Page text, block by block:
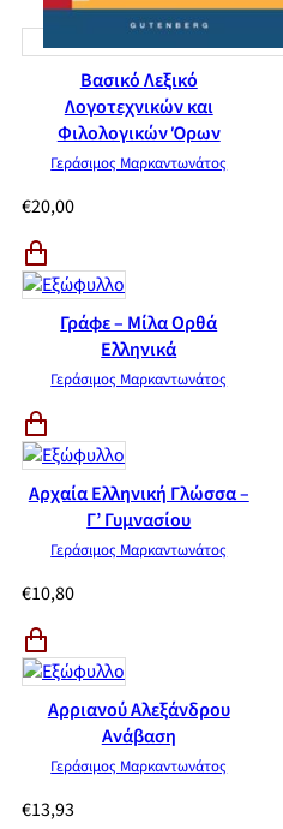
Βασικό Λεξικό
Λογοτεχνικών και
Φιλολογικών Όρων
Γεράσιμος Μαρκαντωνάτος
€20,00
Γράφε – Μίλα Ορθά
Ελληνικά
Γεράσιμος Μαρκαντωνάτος
Αρχαία Ελληνική Γλώσσα –
Γ’ Γυμνασίου
Γεράσιμος Μαρκαντωνάτος
€10,80
Αρριανού Αλεξάνδρου
Ανάβαση
Γεράσιμος Μαρκαντωνάτος
€13,93